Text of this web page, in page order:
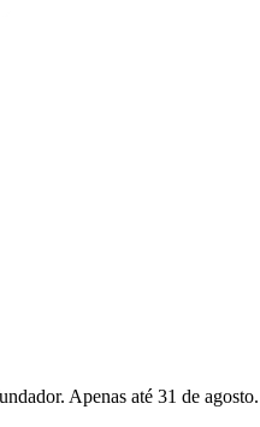
Apenas até 31 de agosto.